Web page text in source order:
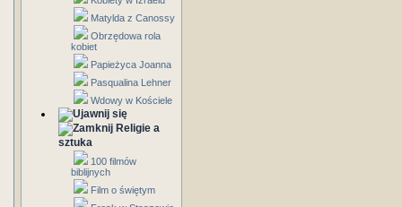
Matylda z Canossy
Obrzędowa rola
kobiet
Papieżyca Joanna
Pasqualina Lehner
Wdowy w Kościele
Religie a
sztuka
100 filmów
biblijnych
Film o świętym